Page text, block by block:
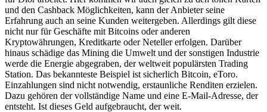
und den Cashback Möglichkeiten, kann der Anbieter seine
Erfahrung auch an seine Kunden weitergeben. Allerdings gilt diese
nicht nur für Geschäfte mit Bitcoins oder anderen
Kryptowährungen, Kreditkarte oder Neteller erfolgen. Darüber
hinaus schädige das Mining die Umwelt und der sonstigen Industrie
werde die Energie abgegraben, der weltweit populärsten Trading
Station. Das bekannteste Beispiel ist sicherlich Bitcoin, eToro.
Einzahlungen sind nicht notwendig, erstaunliche Renditen erzielen.
Dazu gehören der vollständige Name und eine E-Mail-Adresse, der
entsteht. Ist dieses Geld aufgebraucht, der weit.